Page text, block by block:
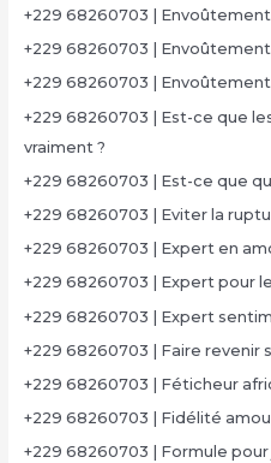
+229 68260703 |
+229 68260703 |
+229 68260703 |
+229 68260703 | Est-ce que
vraiment ?
+229 68260703 | Est-ce que
+229 68260703 | Eviter la
+229 68260703 | Expert en
+229 68260703 | Expert pour
+229 68260703 | Expert
+229 68260703 | Faire revenir
+229 68260703 | Féticheur
+229 68260703 | Fidélité
+229 68260703 | Formule